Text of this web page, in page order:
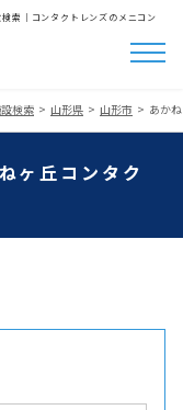
索│コンタクトレンズのメニコン
検索 山形県 山形市 あか
ヶ丘コンタク